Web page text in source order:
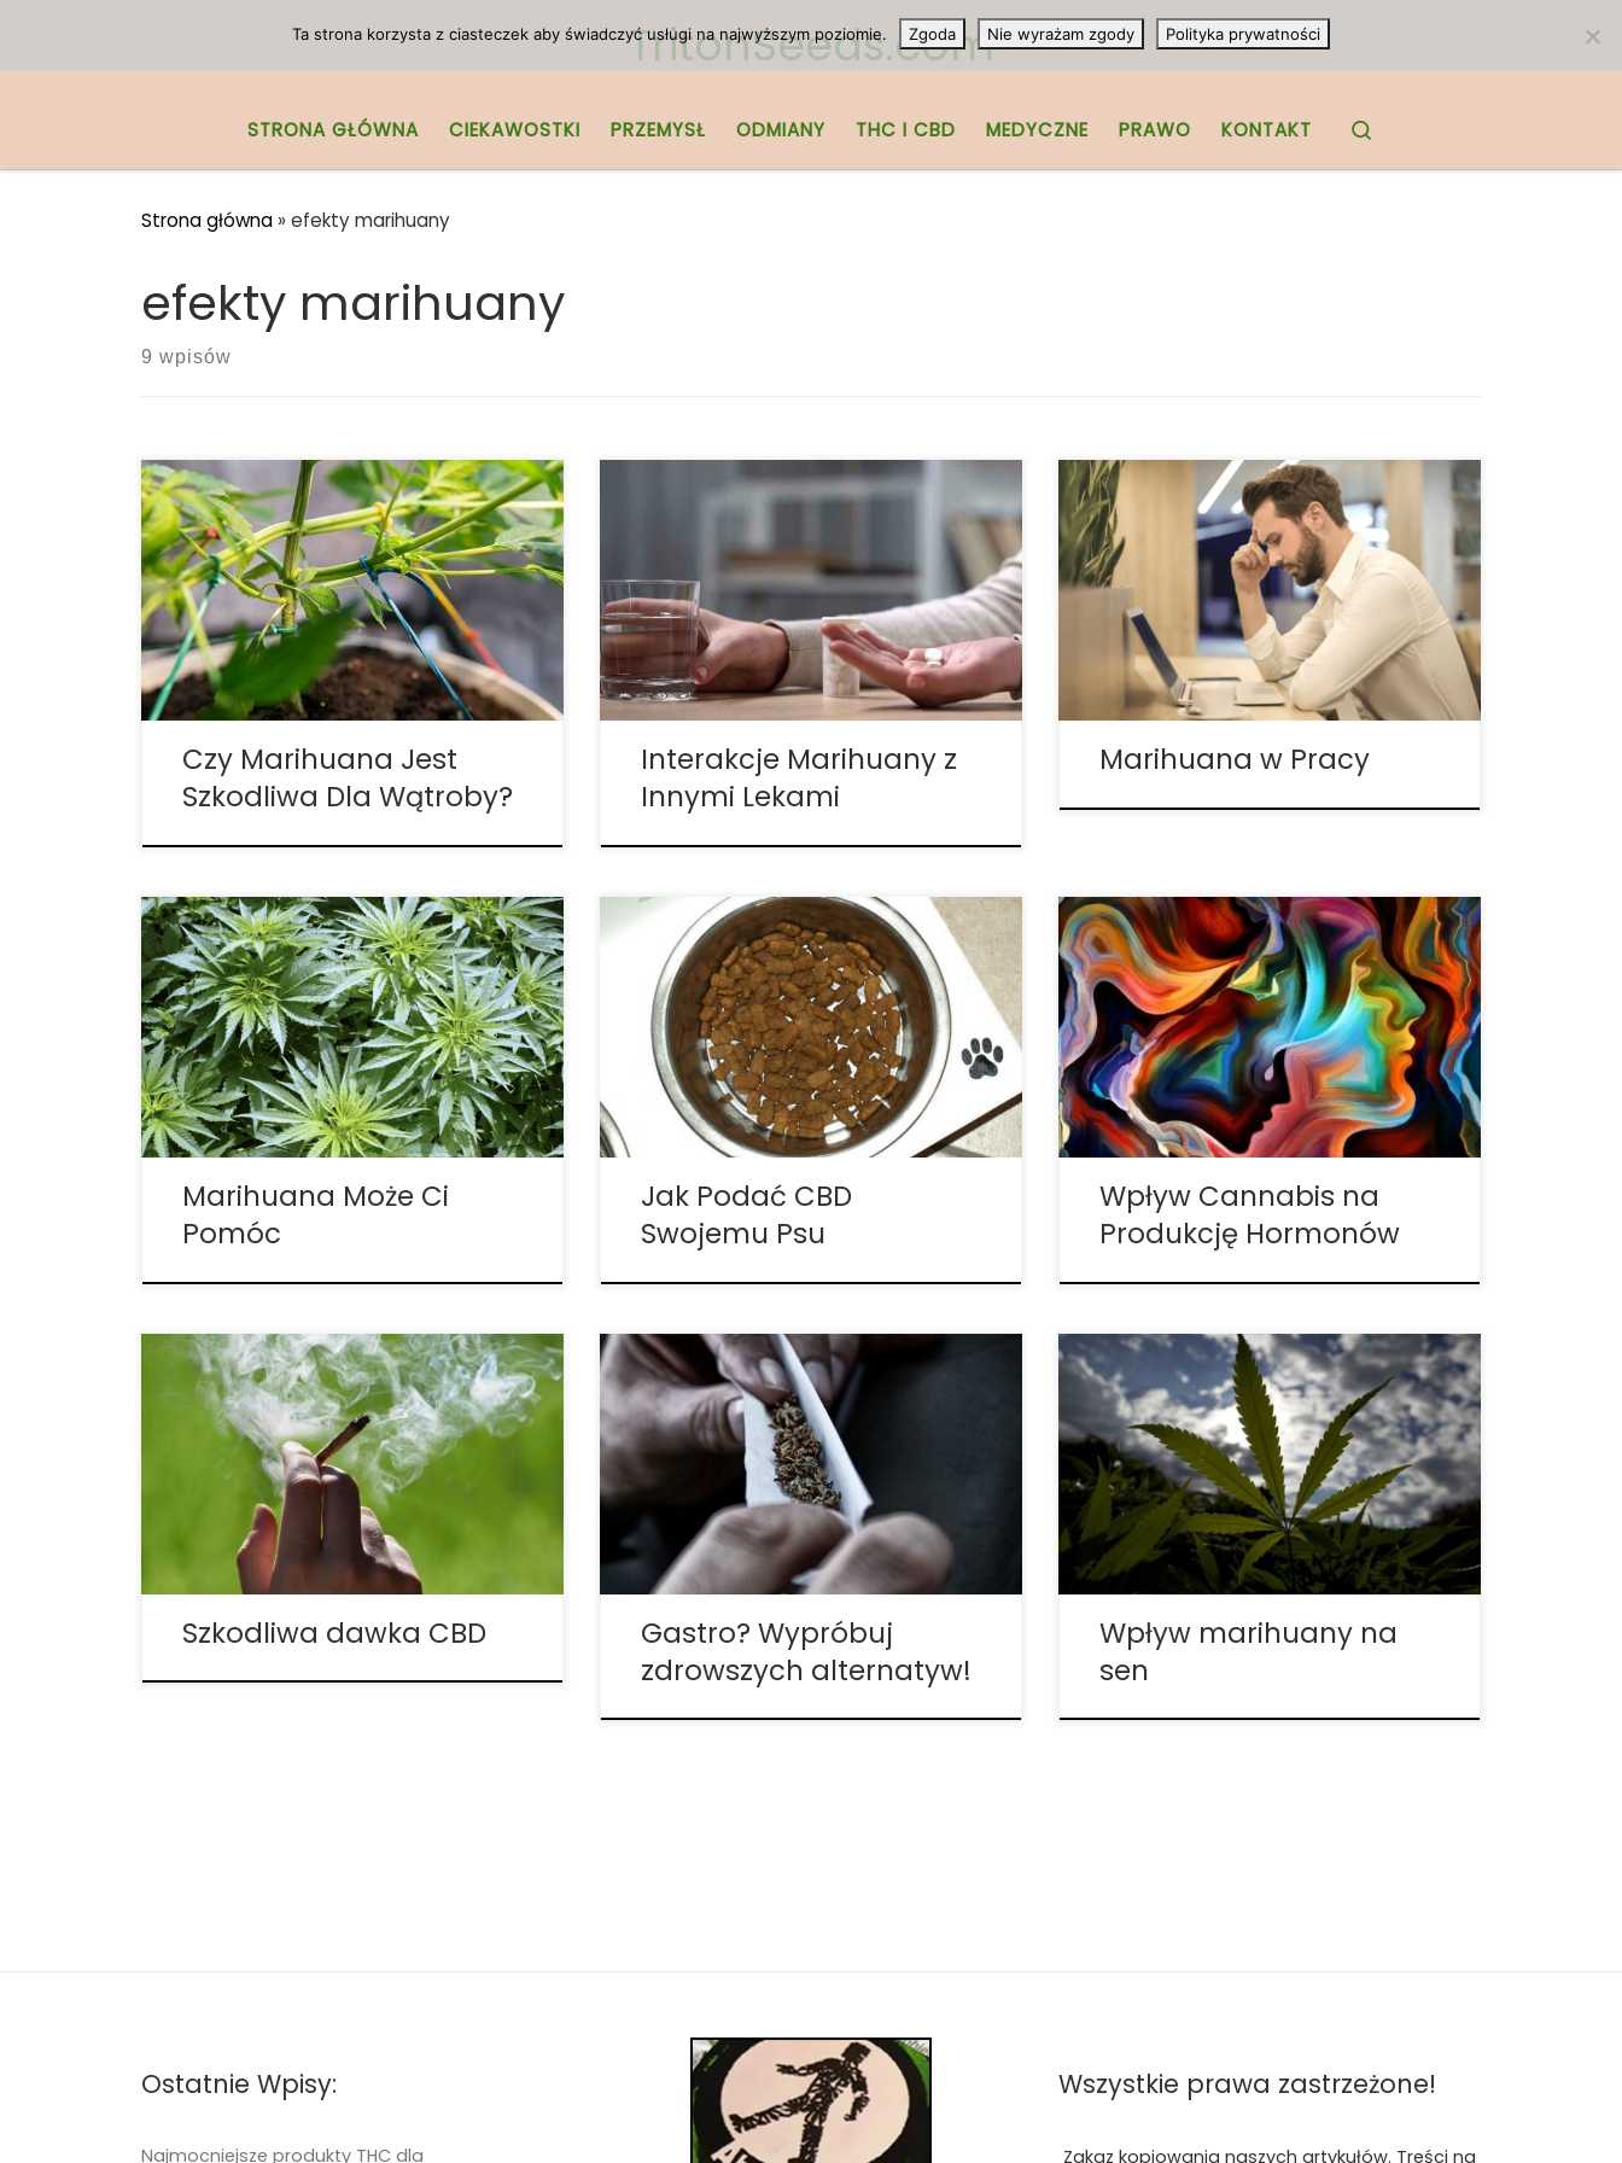
TritonSeeds.com
STRONA GŁÓWNA CIEKAWOSTKI PRZEMYSŁ ODMIANY THC I CBD MEDYCZNE PRAWO KONTAKT
Strona główna » efekty marihuany
efekty marihuany
9 wpisów
Mówiąc najprościej, nie ma jednej
ostatecznej odpowiedzi na pytanie, czy
marihuana jest szkodliwa dla wątroby,
ponieważ badania są wciąż na wczesnym
etapie, a te, które istnieją, są dość
sprzeczne. Niektóre badania kliniczne nie
wykazały znaczącej różnicy w
funkcjonowaniu wątroby wśród […]
Czy Marihuana Jest
Szkodliwa Dla Wątroby?
Czy marihuana wchodzi w interakcje z
innymi lekami? Jeśli zażywasz marihuanę,
musisz pamiętać o pewnych interakcjach
z lekami. Chociaż te potencjalne interakcje
mogą być szkodliwe, warto pamiętać, że
w niektórych przypadkach marihuana
może pomóc zastąpić bardziej
uzależniające lub niebezpieczne leki […]
Interakcje Marihuany z
Innymi Lekami
Ze względu na to, że używanie konopi
indyjskich staje się popularne w naszym
społeczeństwie ze względu na legalizację,
wielu konsumentów zastanawia się, w jaki
sposób marihuana może wpłynąć na
wydajność pracy. Wszystkie amerykańskie
stany i kraje, w których marihuana jest […]
Marihuana w Pracy
Pandemia sprawiła, że wiele ludzi zaczęło
szukać sposobów radzenia sobie z lękiem
w perspektywie globalnego kryzysu
zdrowotnego i spowolnienia
gospodarczego, a marihuana pojawiła się
jako mechanizm radzenia sobie z tą
sytuacją. Oto kilka kwestii, w których
marihuana może Ci pomóc! […]
Marihuana Może Ci
Pomóc
Ludzie nauczyli się z własnego
doświadczenia, że ​​w przypadku schorzeń
takich jak epilepsja, artretyzm, problemy
trawienne, lęk można sobie pomóc
przyjmując regularne dawki nie
odurzającego związku z konopi indyjskich,
kannabidiolu lub CBD. W rzeczywistości
ludzie tak bardzo kochają swoje CBD, […]
Jak Podać CBD
Swojemu Psu
Cannabis to roślina stosowana do
różnych celów i zadań, zarówno
przeciwzapalnych jak i przeciwbólowych.
Mimo tego, niewiele wiadomo na temat
interakcji marihuany z układem
hormonalnym. Mimo że niektóre badania
pokazują, iż THC hamuje wydzielanie
hormonów w przysadce mózgowej oraz w
Wpływ Cannabis na
Produkcję Hormonów
Czy istnieje zbyt duża dawka CBD, która
może być dla nas szkodliwa? Przyjrzyjmy
się badaniom. Kannabidiol (CBD)
rozprzestrzeniający się jak pożar wraz z
ruchem legalizacji marihuany, jest
nieodurzającym związkiem rośliny
cannabis, który okazuje się być
potencjalnym, realnym lekarstwem na
Szkodliwa dawka CBD
Osoby stosujące medyczną marihuanę
często liczą na stymulację apetytu, jednak
rekreacyjni użytkownicy często woleliby
uniknąć tego efektu. Dobrą wiadomością
jest to, że każdy kto doświadcza gastro
może zaspokoić swoje pragnienia
żywieniowe zdrowszymi opcjami, które
nadal smakują wspaniale! • Wołowina
Gastro? Wypróbuj
zdrowszych alternatyw!
Z pewnością już wiesz, że istnieje wiele
odmian marihuany, które mają różny
wpływ na organizm. Odmiany, które
powodują haj, mają więcej THC i mniej
CBD. Odmiany te są najbardziej
powszechne, ale nie tylko z powodu haju.
W rzeczywistości, większość badań […]
Wpływ marihuany na
sen
Ostatnie Wpisy:
Najmocniejsze produkty THC dla
Wszystkie prawa zastrzeżone!
Zakaz kopiowania naszych artykułów. Treści na
Ta strona korzysta z ciasteczek aby świadczyć usługi na najwyższym poziomie. Zgoda Nie wyrażam zgody Polityka prywatności